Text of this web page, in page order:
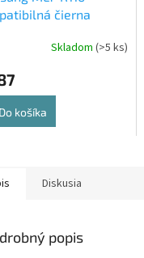
čierna
Skladom (>5 ks)
Do košíka
Diskusia
popis